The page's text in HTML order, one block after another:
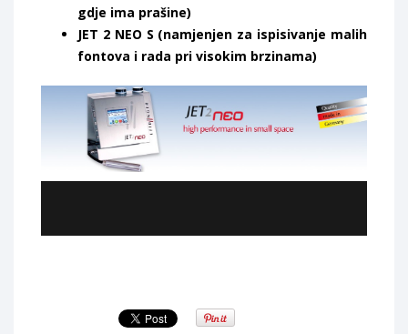
gdje ima prašine)
JET 2 NEO S (namjenjen za ispisivanje malih
fontova i rada pri visokim brzinama)